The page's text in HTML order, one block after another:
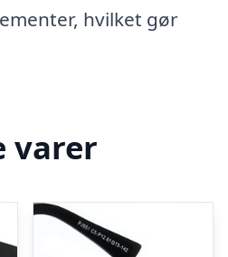
hvilket gør
varer